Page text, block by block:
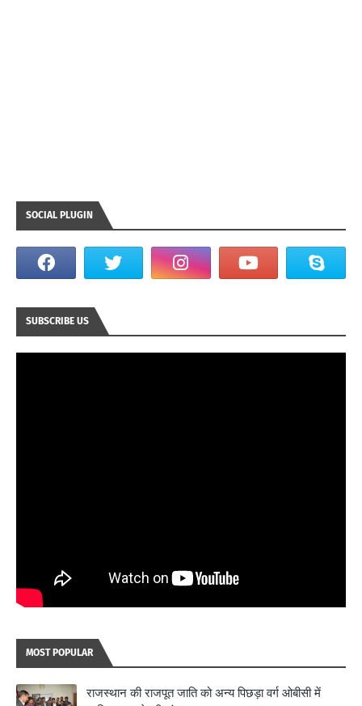
SOCIAL PLUGIN
SUBSCRIBE US
MOST POPULAR
राजस्थान की राजपूत जाति को अन्य पिछड़ा वर्ग ओबीसी में